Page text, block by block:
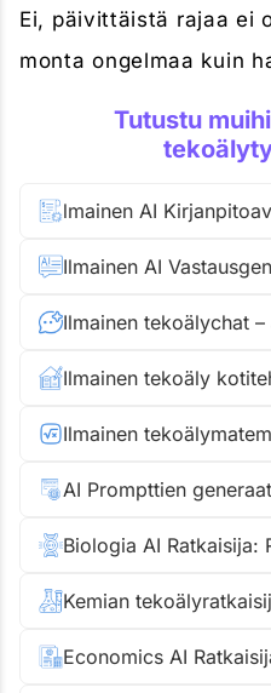
Ei, päivittäistä rajaa ei
monta ongelmaa kuin
Tutustu
Ilmainen AI
Ilmainen tekoäly